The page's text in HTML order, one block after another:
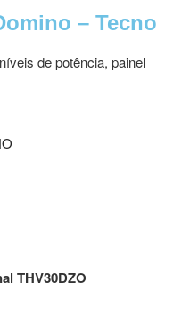
– Tecno
de potência, painel
THV30DZO